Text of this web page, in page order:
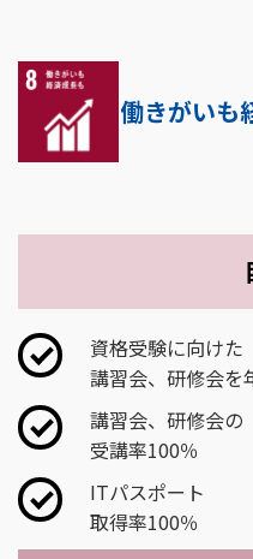
資格受験に向けた
講習会、研修会を
講習会、研修会の
受講率100％
ITパスポート
取得率100％